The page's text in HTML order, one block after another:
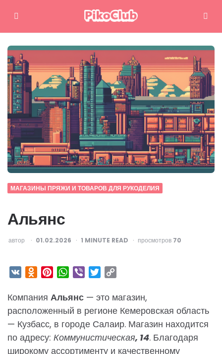
Меню Поиск
МАГАЗИНЫ ПРЯЖИ И ТОВАРОВ ДЛЯ РУКОДЕЛИЯ
Альянс
ОПУБЛИКОВАНО
автор 01.02.2026 1 MINUTE READ просмотров 70
VK Odnoklassniki
PinterestWhatsApp
Viber Twitter
Компания Альянс — это магазин,
расположенный в регионе Кемеровская область
— Кузбасс, в городе Салаир. Магазин находится
по адресу: Коммунистическая, 14. Благодаря
широкому ассортименту и качественному